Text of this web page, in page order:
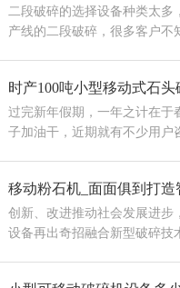
二段破碎的选择设备种类太多
产线的二段破碎，很多客户不
时产100吨小型移动式石
过完新年假期，一年之计在于
子加油干，近期就有不少用户
移动粉石机_面面俱到打造
创新、改进推动社会发展进步
设备再出奇招融合新型破碎技